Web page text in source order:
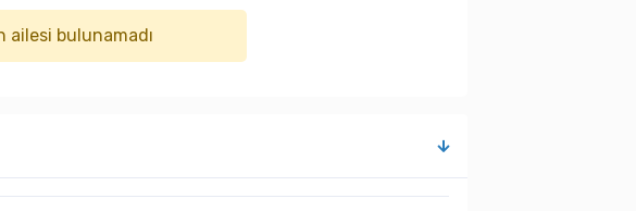
ailesi bulunamadı